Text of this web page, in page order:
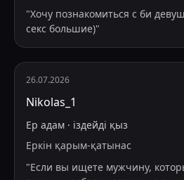
"Хочу познакомиться с би
секс большие)"
26.07.2026
Nikolas_1
Ер адам · іздейді қыз
Еркін қарым-қатынас
"Если вы ищете мужчину,